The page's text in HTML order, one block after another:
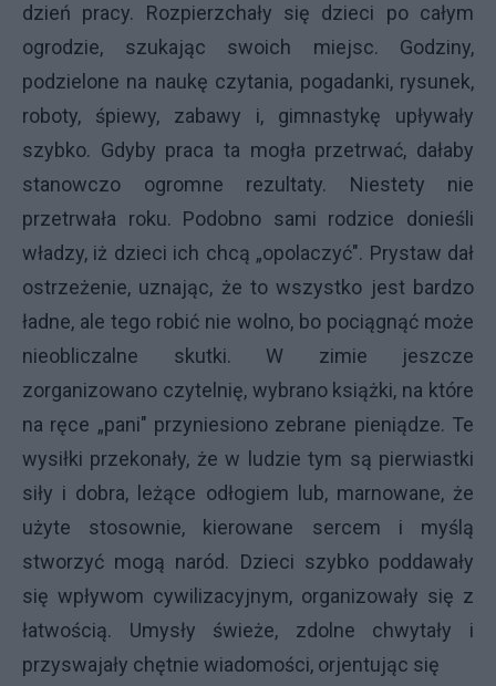
dzień pracy. Rozpierzchały się dzieci po całym
ogrodzie, szukając swoich miejsc. Godziny,
podzielone na naukę czytania, pogadanki, rysunek,
roboty, śpiewy, zabawy i, gimnastykę upływały
szybko. Gdyby praca ta mogła przetrwać, dałaby
stanowczo ogromne rezultaty. Niestety nie
przetrwała roku. Podobno sami rodzice donieśli
władzy, iż dzieci ich chcą „opolaczyć". Prystaw dał
ostrzeżenie, uznając, że to wszystko jest bardzo
ładne, ale tego robić nie wolno, bo pociągnąć może
nieobliczalne skutki. W zimie jeszcze
zorganizowano czytelnię, wybrano książki, na które
na ręce „pani" przyniesiono zebrane pieniądze. Te
wysiłki przekonały, że w ludzie tym są pierwiastki
siły i dobra, leżące odłogiem lub, marnowane, że
użyte stosownie, kierowane sercem i myślą
stworzyć mogą naród. Dzieci szybko poddawały
się wpływom cywilizacyjnym, organizowały się z
łatwością. Umysły świeże, zdolne chwytały i
przyswajały chętnie wiadomości, orjentując się